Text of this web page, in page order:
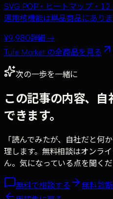
SVG POP・ヒートマップ・
運用核機能は単品商品にありま
¥9,980詳細 →
Tufe Market の全商品を見る
次の一歩を一緒に
この記事の内容、
できます。
「読んでみたが、自社だと何
理します。無料相談はオンラ
ん。気になっている点を聞く
無料で相談する
無料診